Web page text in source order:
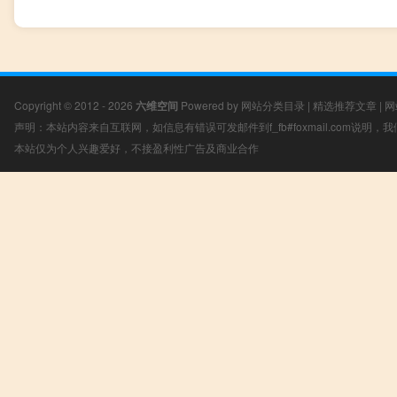
Copyright © 2012 - 2026 六维空间 Powered by 网站分类目录 | 精选推荐文章 |
声明：本站内容来自互联网，如信息有错误可发邮件到f_fb#foxmail.com说明，
本站仅为个人兴趣爱好，不接盈利性广告及商业合作